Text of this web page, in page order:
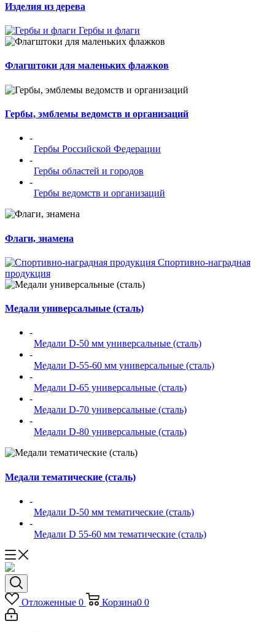
Изделия из дерева
Гербы и флаги
Флагштоки для маленьких флажков
Гербы, эмблемы ведомств и организаций
-
Гербы Российской Федерации
-
Гербы областей и городов
-
Гербы ведомств и организаций
Флаги, знамена
Спортивно-наградная
продукция
Медали универсальные (сталь)
-
Медали D-50 мм универсальные (сталь)
-
Медали D-55-60 мм универсальные (сталь)
-
Медали D-65 универсальные (сталь)
-
Медали D-70 универсальные (сталь)
-
Медали D-80 универсальные (сталь)
Медали тематические (сталь)
-
Медали D-50 мм тематические (сталь)
-
Медали D 55-60 мм тематические (сталь)
Отложенные 0 Корзина0 0